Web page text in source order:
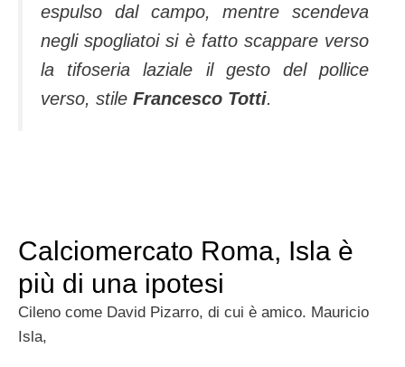
espulso dal campo, mentre scendeva
negli spogliatoi si è fatto scappare verso
la tifoseria laziale il gesto del pollice
verso, stile Francesco Totti.
Calciomercato Roma, Isla è
più di una ipotesi
Cileno come David Pizarro, di cui è amico. Mauricio
Isla,